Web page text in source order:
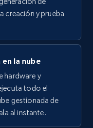
by using
Initial
count, and
gratuita
creación y prueba
la nube
hardware y
todo el
gestionada de
al instante.